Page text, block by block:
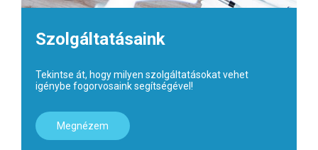
Szolgáltatásaink
Tekintse át, hogy milyen szolgáltatásokat vehet
igénybe fogorvosaink segítségével!
Megnézem